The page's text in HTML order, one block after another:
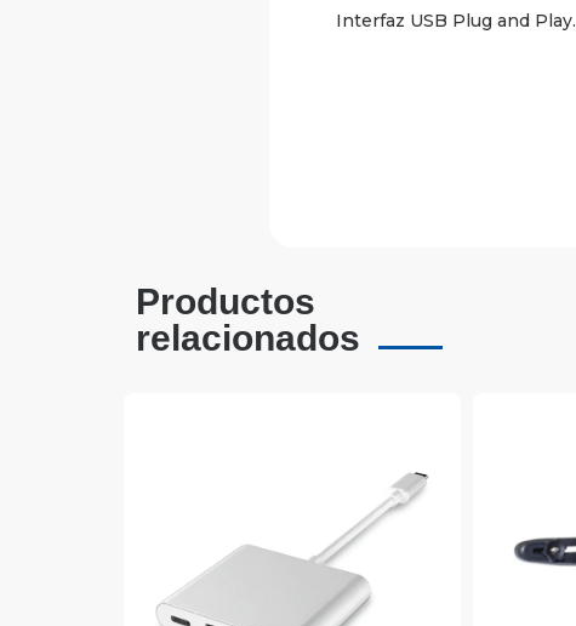
Interfaz USB Plug and Play.
Productos
relacionados